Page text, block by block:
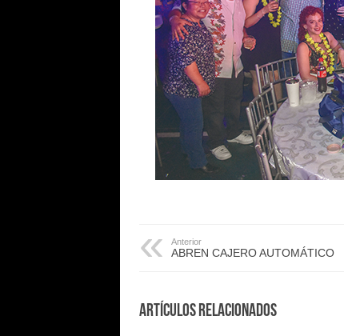
Anterior
ABREN CAJERO AUTOMÁTICO
Artículos Relacionados